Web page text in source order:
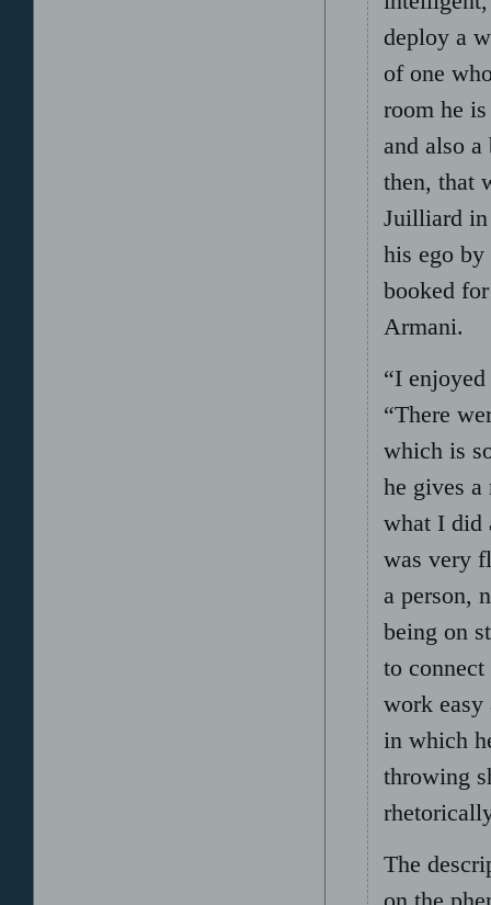
deploy a
of one
room he
and also
then, that
Juilliard in
his ego
booked
Armani.
“I
“There
which is
he gives
what I did
was very
a person,
being on
to
work easy
in which
throwing
The